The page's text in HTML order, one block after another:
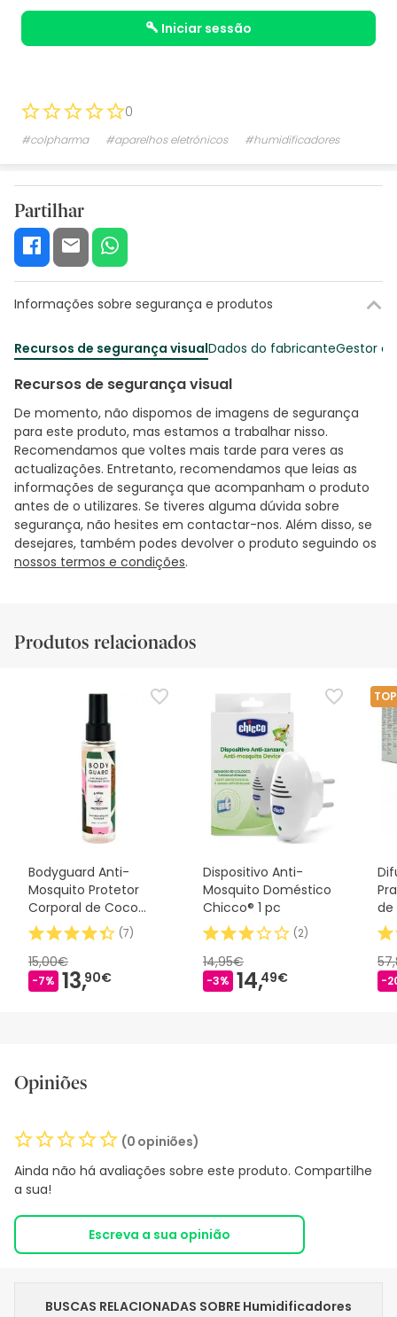
iniciar sessão
0
#colpharma #aparelhos eletrónicos #humidificadores
Partilhar
Informações sobre segurança e produtos
Recursos de segurança visualDados do fabricanteGestor
Recursos de segurança visual
De momento, não dispomos de imagens de segurança
para este produto, mas estamos a trabalhar nisso.
Recomendamos que voltes mais tarde para veres as
actualizações. Entretanto, recomendamos que leias as
informações de segurança que acompanham o produto
antes de o utilizares. Se tiveres alguma dúvida sobre
segurança, não hesites em contactar-nos. Além disso, se
desejares, também podes devolver o produto seguindo os
nossos termos e condições.
Produtos relacionados
Bodyguard Anti-
Mosquito Protetor
Corporal de Coco
100ml
(7)
15,00€
-7% 13,90€
Dispositivo Anti-
Mosquito Doméstico
Chicco® 1 pc
(2)
14,95€
-3% 14,49€
de
-
Opiniões
(0 opiniões)
Ainda não há avaliações sobre este produto. Compartilhe
a sua!
Escreva a sua opinião
BUSCAS RELACIONADAS SOBRE Humidificadores